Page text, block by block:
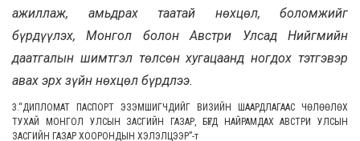
ажиллаж, амьдрах таатай нөхцөл, боломжийг
бүрдүүлэх, Монгол болон Австри Улсад Нийгмийн
даатгалын шимтгэл төлсөн хугацаанд ногдох тэтгэвэр
авах эрх зүйн нөхцөл бүрдлээ.
3.“ДИПЛОМАТ ПАСПОРТ ЭЗЭМШИГЧДИЙГ ВИЗИЙН ШААРДЛАГААС ЧӨЛӨӨЛӨХ
ТУХАЙ МОНГОЛ УЛСЫН ЗАСГИЙН ГАЗАР, БҮГД НАЙРАМДАХ АВСТРИ УЛСЫН
ЗАСГИЙН ГАЗАР ХООРОНДЫН ХЭЛЭЛЦЭЭР”-т